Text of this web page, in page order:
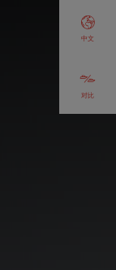
对比
中文